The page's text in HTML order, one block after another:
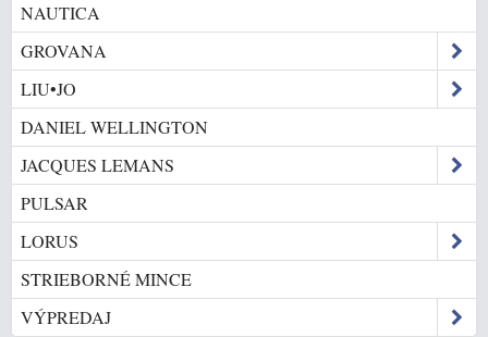
NAUTICA
GROVANA
LIU•JO
DANIEL WELLINGTON
JACQUES LEMANS
PULSAR
LORUS
STRIEBORNÉ MINCE
VÝPREDAJ